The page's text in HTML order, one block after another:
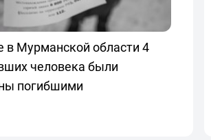
в Мурманской области 4
человека были
погибшими